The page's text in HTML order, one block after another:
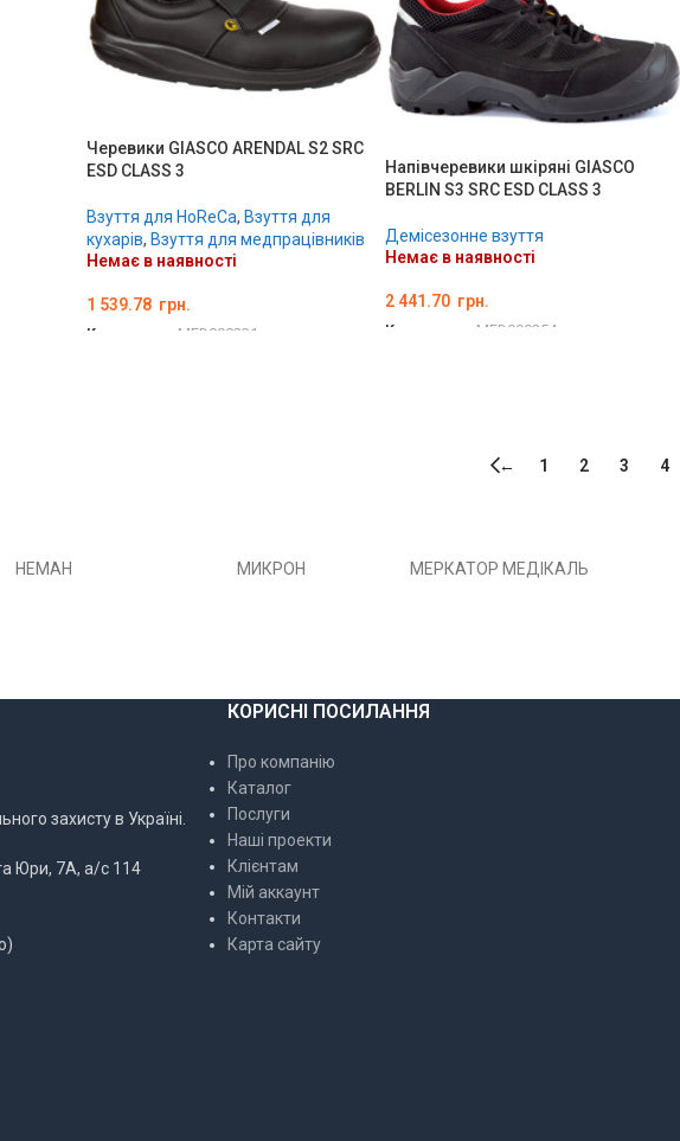
Черевики GIASCO ARENDAL S2 SRC
ESD CLASS 3
Взуття для HoReCa, Взуття для
кухарів, Взуття для медпрацівників
Немає в наявності
1 539.78 грн.
Код товару: MED000231
Напівчеревики шкіряні GIASCO
BERLIN S3 SRC ESD CLASS 3
Демісезонне взуття
Немає в наявності
2 441.70 грн.
Код товару: MED000254
← 1 2 3 4
МИКРОН МЕРКАТОР МЕДІКАЛЬ
захисту в Україні.
Юри, 7А, а/с 114
КОРИСНІ ПОСИЛАННЯ
Про компанію
Каталог
Послуги
Наші проекти
Клієнтам
Мій аккаунт
Контакти
Карта сайту